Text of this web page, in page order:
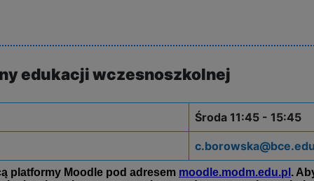
edukacji wczesnoszkolnej
Środa 11:45 - 15:45